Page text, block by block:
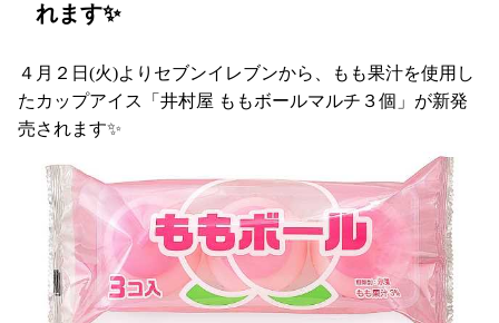
れます✨
４月２日(火)よりセブンイレブンから、もも果汁を使用し
たカップアイス「井村屋 ももボールマルチ３個」が新発
売されます✨